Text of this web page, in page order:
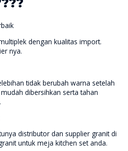
dengan kualitas import.
nya.
tidak berubah warna setelah
dibersihkan serta tahan
distributor dan supplier granit di
untuk meja kitchen set anda.